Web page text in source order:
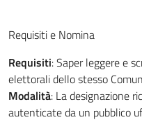
Requisiti e Nomina
Requisiti: Saper leggere e
elettorali dello stesso
Modalità: La designazione
autenticate da un pubblico